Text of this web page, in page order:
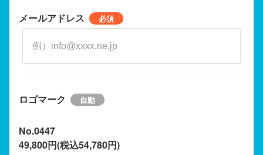
メールアドレス
ロゴマーク
No.0447
49,800円(税込54,780円)